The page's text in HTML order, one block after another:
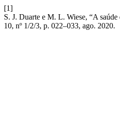
[1]
S. J. Duarte e M. L. Wiese, “A
10, nº 1/2/3, p. 022–033, ago. 2020.